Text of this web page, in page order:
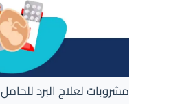
مشروبات لعلاج البرد للحامل